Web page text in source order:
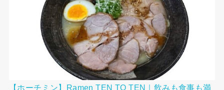
【ホーチミン】Ramen TEN TO TEN｜飲みも食事も満